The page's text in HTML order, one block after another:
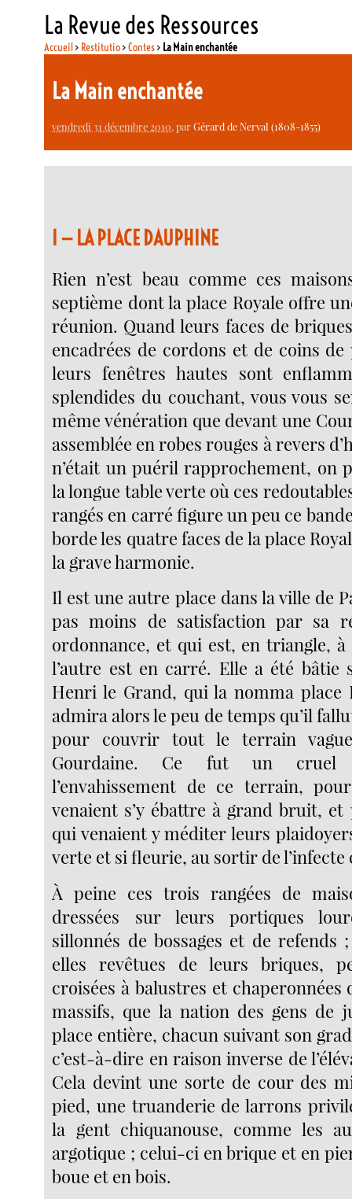
La Revue des Ressources
Accueil> Restitutio>Contes> La Main enchantée
La Main enchantée
vendredi 31 décembre 2010, parGérard de Nerval (1808-1855)
I — LA PLACE DAUPHINE
Rien n’est beau comme ces
septième dont la place Royale offre
réunion. Quand leurs faces de
encadrées de cordons et de coins
leurs fenêtres hautes sont
splendides du couchant, vous vous
même vénération que devant une
assemblée en robes rouges à revers
n’était un puéril rapprochement, on
la longue table verte où ces
rangés en carré figure un peu ce
borde les quatre faces de la place
la grave harmonie.
Il est une autre place dans la ville de
pas moins de satisfaction par sa
ordonnance, et qui est, en triangle,
l’autre est en carré. Elle a été bâtie
Henri le Grand, qui la nomma place
admira alors le peu de temps qu’il
pour couvrir tout le terrain
Gourdaine. Ce fut un cruel
l’envahissement de ce terrain,
venaient s’y ébattre à grand bruit, et
qui venaient y méditer leurs
verte et si fleurie, au sortir de l’infecte
À peine ces trois rangées de
dressées sur leurs portiques
sillonnés de bossages et de
elles revêtues de leurs briques,
croisées à balustres et chaperonnées
massifs, que la nation des gens de
place entière, chacun suivant son
c’est-à-dire en raison inverse de
Cela devint une sorte de cour des
pied, une truanderie de larrons
la gent chiquanouse, comme les
argotique ; celui-ci en brique et en
boue et en bois.